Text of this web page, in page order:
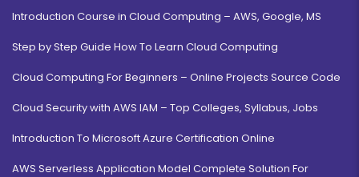
Introduction Course in Cloud Computing – AWS, Google, MS
Step by Step Guide How To Learn Cloud Computing
Cloud Computing For Beginners – Online Projects Source Code
Cloud Security with AWS IAM – Top Colleges, Syllabus, Jobs
Introduction To Microsoft Azure Certification Online
AWS Serverless Application Model Complete Solution For